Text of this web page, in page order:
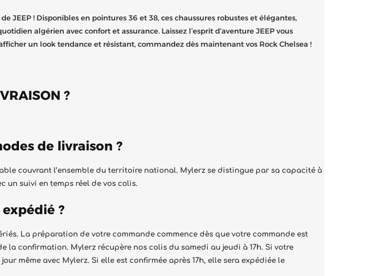
JEEP ! Disponibles en pointures 36 et 38, ces chaussures robustes et élégantes,
algérien avec confort et assurance. Laissez l’esprit d’aventure JEEP vous
un look tendance et résistant, commandez dès maintenant vos Rock Chelsea !
?
de livraison ?
couvrant l’ensemble du territoire national. Mylerz se distingue par sa capacité à
un suivi en temps réel de vos colis.
?
La préparation de votre commande commence dès que votre commande est
la confirmation. Mylerz récupère nos colis du samedi au jeudi à 17h. Si votre
même avec Mylerz. Si elle est confirmée après 17h, elle sera expédiée le